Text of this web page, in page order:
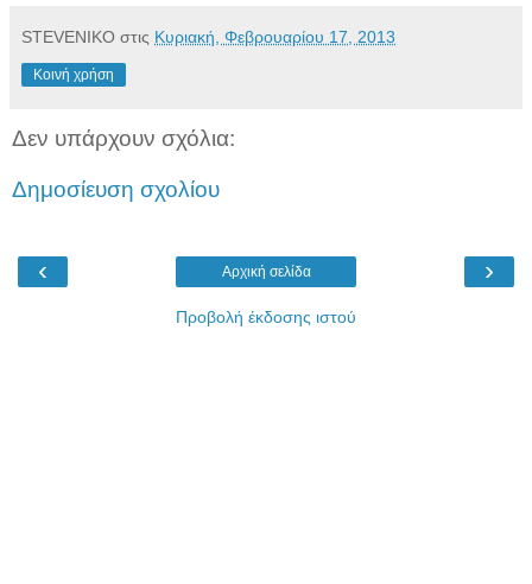
STEVENIKO στις Κυριακή, Φεβρουαρίου 17, 2013
Κοινή χρήση
Δεν υπάρχουν σχόλια:
Δημοσίευση σχολίου
‹ ›
Αρχική σελίδα
Προβολή έκδοσης ιστού